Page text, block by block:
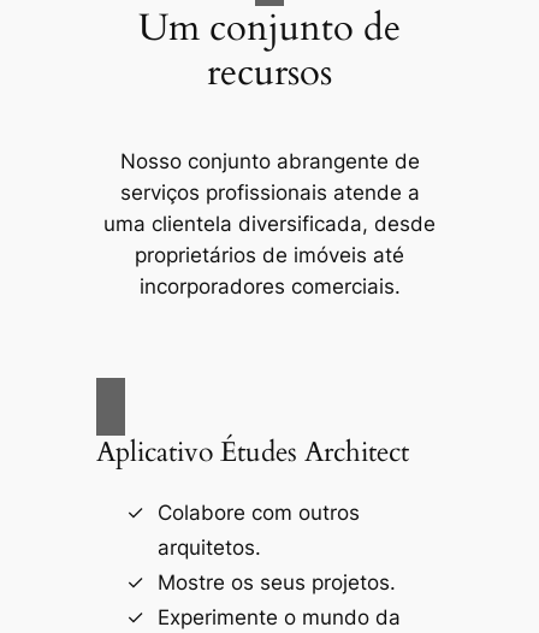
Um conjunto de
recursos
Nosso conjunto abrangente de
serviços profissionais atende a
uma clientela diversificada, desde
proprietários de imóveis até
incorporadores comerciais.
Aplicativo Études Architect
Colabore com outros
arquitetos.
Mostre os seus projetos.
Experimente o mundo da